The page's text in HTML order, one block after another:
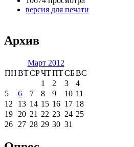
версия для печати
Архив
Март 2012
ПНВТСРЧТПТСБВС
1
2 3
4
5
6 7 8 9 10 11
12
13 14 15 16 17 18
19
20 21 22 23 24 25
26
27 28 29 30 31